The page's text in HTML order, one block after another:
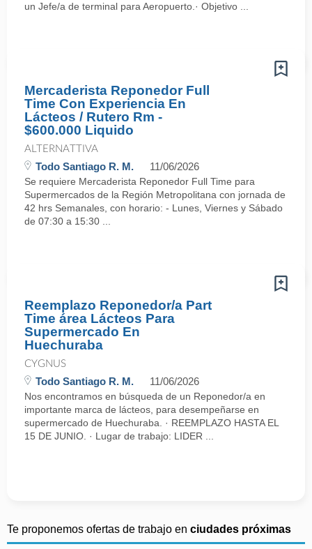
un Jefe/a de terminal para Aeropuerto.· Objetivo ...
Mercaderista Reponedor Full
Time Con Experiencia En
Lácteos / Rutero Rm -
$600.000 Liquido
ALTERNATTIVA
Todo Santiago R. M. 11/06/2026
Se requiere Mercaderista Reponedor Full Time para
Supermercados de la Región Metropolitana con jornada de
42 hrs Semanales, con horario: - Lunes, Viernes y Sábado
de 07:30 a 15:30 ...
Reemplazo Reponedor/a Part
Time área Lácteos Para
Supermercado En
Huechuraba
CYGNUS
Todo Santiago R. M. 11/06/2026
Nos encontramos en búsqueda de un Reponedor/a en
importante marca de lácteos, para desempeñarse en
supermercado de Huechuraba. · REEMPLAZO HASTA EL
15 DE JUNIO. · Lugar de trabajo: LIDER ...
Te proponemos ofertas de trabajo en ciudades próximas